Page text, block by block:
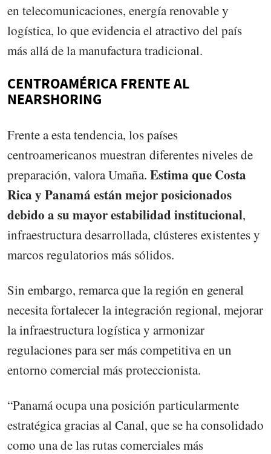
en telecomunicaciones, energía renovable y
logística, lo que evidencia el atractivo del país
más allá de la manufactura tradicional.
CENTROAMÉRICA FRENTE AL
NEARSHORING
Frente a esta tendencia, los países
centroamericanos muestran diferentes niveles de
preparación, valora Umaña. Estima que Costa
Rica y Panamá están mejor posicionados
debido a su mayor estabilidad institucional,
infraestructura desarrollada, clústeres existentes y
marcos regulatorios más sólidos.
Sin embargo, remarca que la región en general
necesita fortalecer la integración regional, mejorar
la infraestructura logística y armonizar
regulaciones para ser más competitiva en un
entorno comercial más proteccionista.
“Panamá ocupa una posición particularmente
estratégica gracias al Canal, que se ha consolidado
como una de las rutas comerciales más